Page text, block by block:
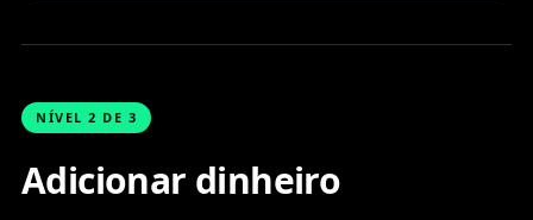
NÍVEL 2 DE 3
Adicionar dinheiro